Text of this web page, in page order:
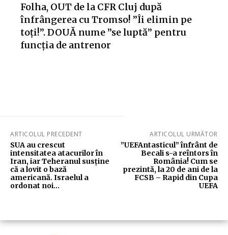
Folha, OUT de la CFR Cluj după
înfrângerea cu Tromso! ”Îi elimin pe
toți!”. DOUĂ nume ”se luptă” pentru
funcția de antrenor
ARTICOLUL PRECEDENT
SUA au crescut
intensitatea atacurilor în
Iran, iar Teheranul susține
că a lovit o bază
americană. Israelul a
ordonat noi…
ARTICOLUL URMĂTOR
”UEFAntasticul” înfrânt de
Becali s-a reîntors în
România! Cum se
prezintă, la 20 de ani de la
FCSB – Rapid din Cupa
UEFA